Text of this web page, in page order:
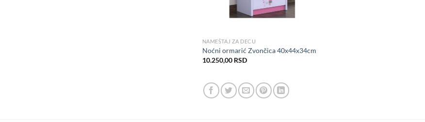
NAMEŠTAJ ZA DECU
Noćni ormarić Zvončica 40x44x34cm
10.250,00 RSD